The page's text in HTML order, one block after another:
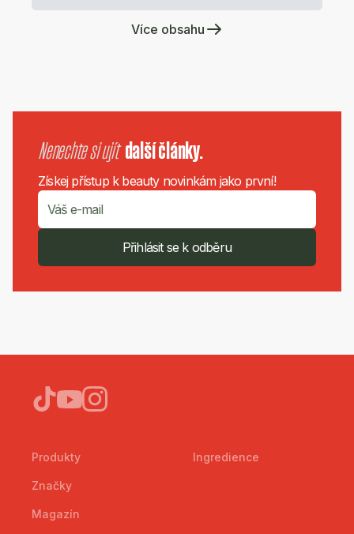
Více obsahu
Nenechte si ujít další články.
Získej přístup k beauty novinkám jako první!
Přihlásit se k odběru
Produkty
Značky
Magazín
Ingredience